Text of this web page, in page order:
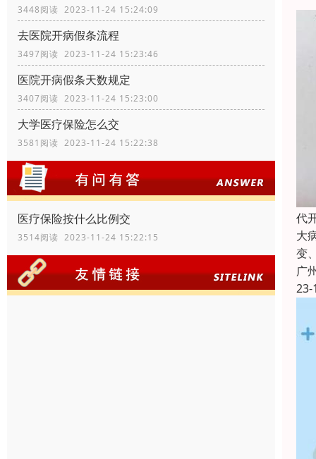
3448阅读 2023-11-24 15:24:09
去医院开病假条流程
3497阅读 2023-11-24 15:23:46
医院开病假条天数规定
3407阅读 2023-11-24 15:23:00
大学医疗保险怎么交
3581阅读 2023-11-24 15:22:38
医疗保险按什么比例交
3514阅读 2023-11-24 15:22:15
代
大
变
广
23-